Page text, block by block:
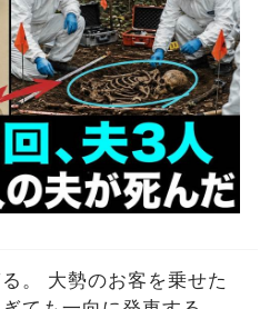
。 大勢のお客を乗せた